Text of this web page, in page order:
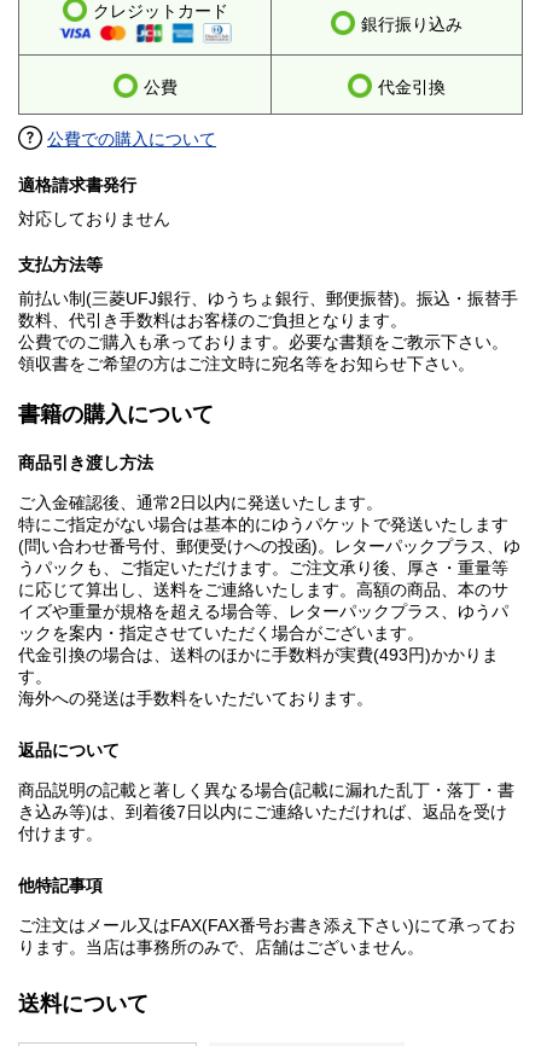
クレジットカード
銀行振り込み
公費 代金引換
公費での購入について
適格請求書発行
対応しておりません
支払方法等
前払い制(三菱UFJ銀行、ゆうちょ銀行、郵便振替)。振込・振替手
数料、代引き手数料はお客様のご負担となります。
公費でのご購入も承っております。必要な書類をご教示下さい。
領収書をご希望の方はご注文時に宛名等をお知らせ下さい。
書籍の購入について
商品引き渡し方法
ご入金確認後、通常2日以内に発送いたします。
特にご指定がない場合は基本的にゆうパケットで発送いたします
(問い合わせ番号付、郵便受けへの投函)。レターパックプラス、ゆ
うパックも、ご指定いただけます。ご注文承り後、厚さ・重量等
に応じて算出し、送料をご連絡いたします。高額の商品、本のサ
イズや重量が規格を超える場合等、レターパックプラス、ゆうパ
ックを案内・指定させていただく場合がございます。
代金引換の場合は、送料のほかに手数料が実費(493円)かかりま
す。
海外への発送は手数料をいただいております。
返品について
商品説明の記載と著しく異なる場合(記載に漏れた乱丁・落丁・書
き込み等)は、到着後7日以内にご連絡いただければ、返品を受け
付けます。
他特記事項
ご注文はメール又はFAX(FAX番号お書き添え下さい)にて承ってお
ります。当店は事務所のみで、店舗はございません。
送料について